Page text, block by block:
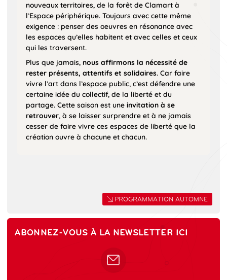
nouveaux territoires, de la forêt de Clamart à
l’Espace périphérique. Toujours avec cette même
exigence : penser des oeuvres en résonance avec
les espaces qu’elles habitent et avec celles et ceux
qui les traversent.
Plus que jamais, nous affirmons la nécessité de
rester présents, attentifs et solidaires. Car faire
vivre l’art dans l’espace public, c’est défendre une
certaine idée du collectif, de la liberté et du
partage. Cette saison est une invitation à se
retrouver, à se laisser surprendre et à ne jamais
cesser de faire vivre ces espaces de liberté que la
création ouvre à chacune et chacun.
PROGRAMMATION AUTOMNE
ABONNEZ-VOUS À LA NEWSLETTER ICI